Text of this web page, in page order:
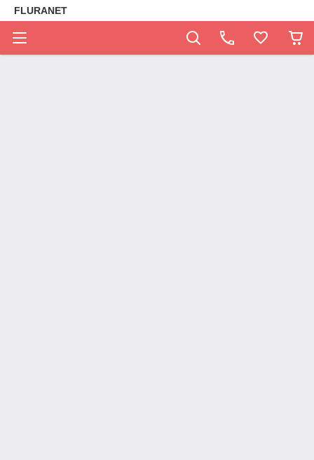
FLURANET